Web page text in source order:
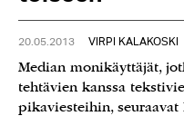
20.05.2013 VIRPI KALAKOSKI
Median monikäyttäjät,
tehtävien kanssa
pikaviesteihin,